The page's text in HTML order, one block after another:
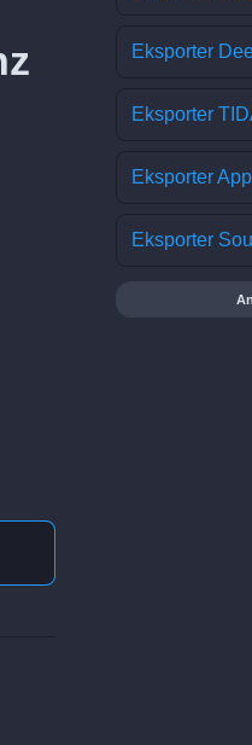
Eksporter
Eksporter
Eksporter
Eksporter